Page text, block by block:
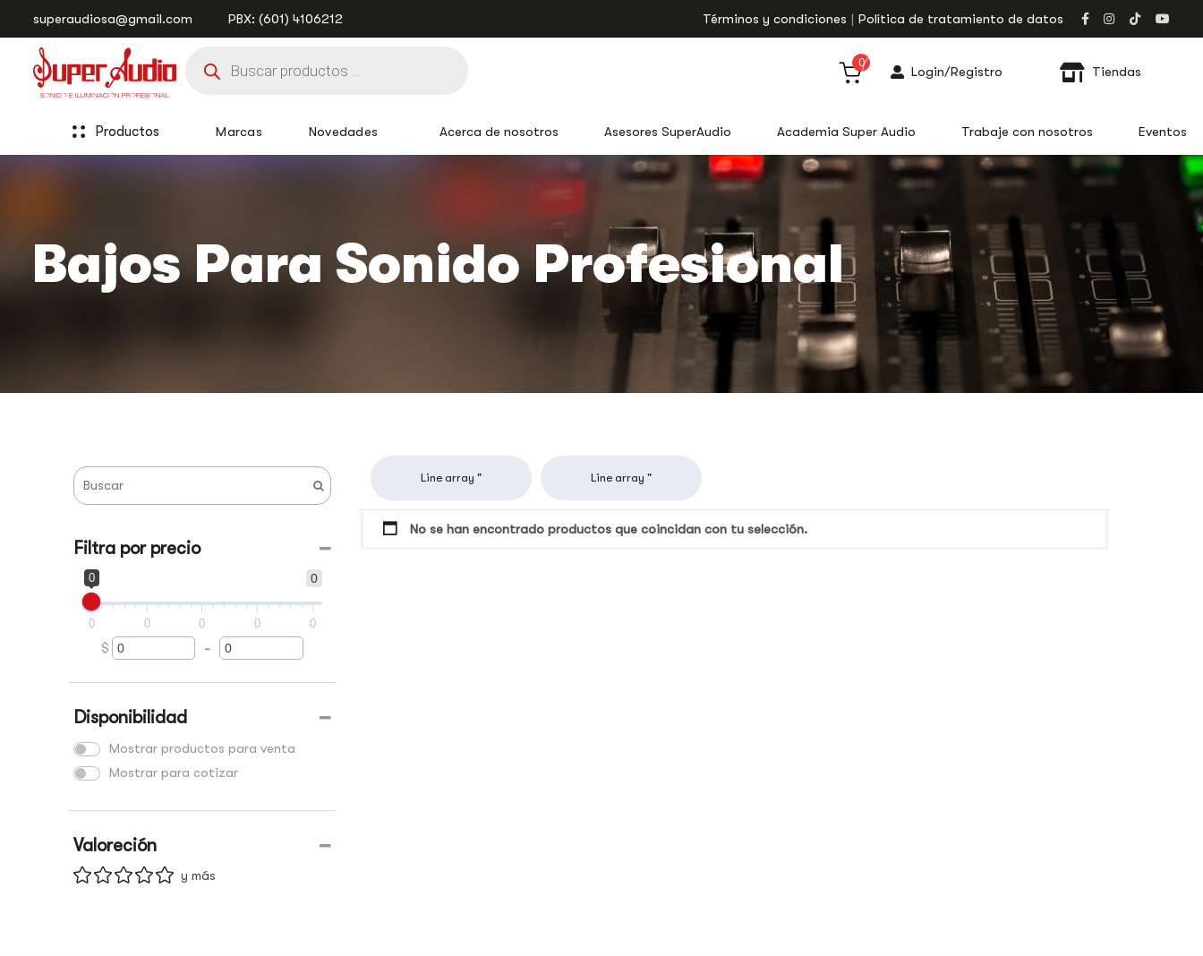
enlaces
navegación
principal
superaudiosa@gmail.com PBX: (601) 4106212 Términos y condiciones
Política de tratamiento de datos
Búsqueda
productos
0
Login/Registro Tiendas
Productos Marcas Novedades Acerca de nosotros Asesores SuperAudio Academia Super Audio Trabaje con nosotros Eventos
Bajos Para Sonido Profesional
Filtra por precio
0
0
0 0 0 0 0
$
Minimum Price
-
Maximum Price
Disponibilidad
Mostrar productos para venta
Mostrar para cotizar
Valoreción
y más
No se han encontrado productos que coincidan con tu selección.
Line array " Line array "